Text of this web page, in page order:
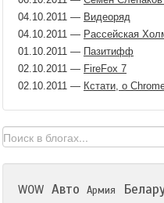
04.10.2011 — Видеоряд
04.10.2011 — Рассейская
01.10.2011 — Пазитифф
02.10.2011 — FireFox 7
02.10.2011 — Кстати, о
WOW Авто Армия